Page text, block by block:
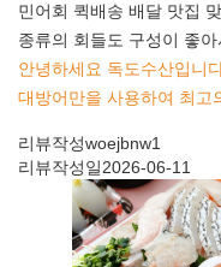
민어회 퀵배송 배달 맛집
종류의 회들도 구성이 좋
안녕하세요 독도수산입니
대방어만을 사용하여 최고
리뷰작성woejbnw1
리뷰작성일2026-06-11